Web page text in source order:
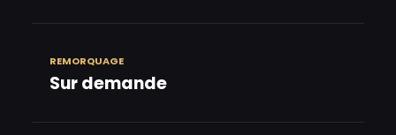
REMORQUAGE
Sur demande